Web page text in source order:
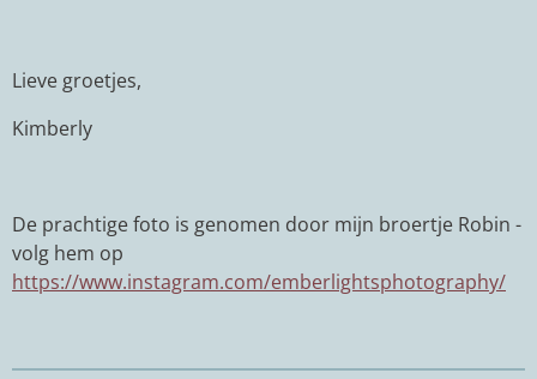
Lieve groetjes,
Kimberly
De prachtige foto is genomen door mijn broertje Robin -
volg hem op
https://www.instagram.com/emberlightsphotography/